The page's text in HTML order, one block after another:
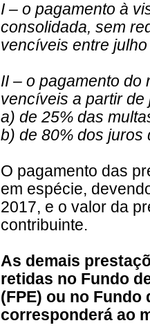
I – o pagamento à
consolidada, sem
vencíveis entre
II – o pagamento do
vencíveis a partir
a) de 25% das
b) de 80% dos juros
O pagamento das
em espécie,
2017, e o valor da
contribuinte.
As demais
retidas no Fundo
(FPE) ou no Fundo
corresponderá ao